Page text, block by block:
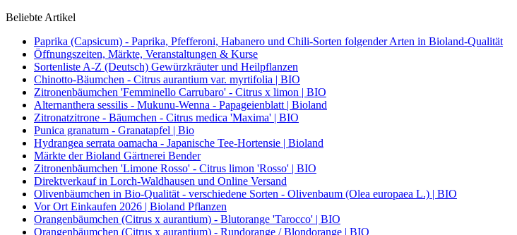
Beliebte Artikel
Paprika (Capsicum) - Paprika, Pfefferoni, Habanero und Chili-Sorten folgender Arten in Bioland-Qualität
Öffnungszeiten, Märkte, Veranstaltungen & Kurse
Sortenliste A-Z (Deutsch) Gewürzkräuter und Heilpflanzen
Chinotto-Bäumchen - Citrus aurantium var. myrtifolia | BIO
Zitronenbäumchen 'Femminello Carrubaro' - Citrus x limon | BIO
Alternanthera sessilis - Mukunu-Wenna - Papageienblatt | Bioland
Zitronatzitrone - Bäumchen - Citrus medica 'Maxima' | BIO
Punica granatum - Granatapfel | Bio
Hydrangea serrata oamacha - Japanische Tee-Hortensie | Bioland
Märkte der Bioland Gärtnerei Bender
Zitronenbäumchen 'Limone Rosso' - Citrus limon 'Rosso' | BIO
Direktverkauf in Lorch-Waldhausen und Online Versand
Olivenbäumchen in Bio-Qualität - verschiedene Sorten - Olivenbaum (Olea europaea L.) | BIO
Vor Ort Einkaufen 2026 | Bioland Pflanzen
Orangenbäumchen (Citrus x aurantium) - Blutorange 'Tarocco' | BIO
Orangenbäumchen (Citrus x aurantium) - Rundorange / Blondorange | BIO